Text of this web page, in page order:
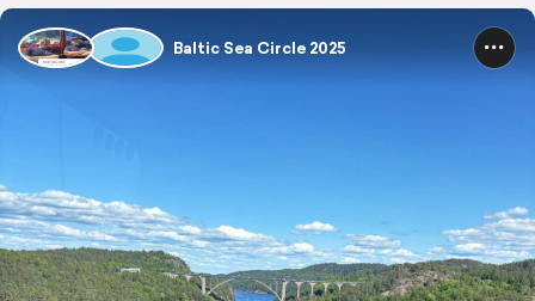
Baltic Sea Circle 2025